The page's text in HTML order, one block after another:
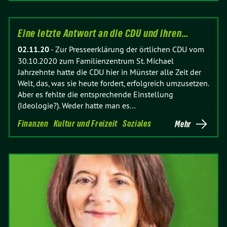
Eine letzte Antwort an die CDU und ihren…
02.11.20 - Zur Presseerklärung der örtlichen CDU vom
30.10.2020 zum Familienzentrum St. Michael
Jahrzehnte hatte die CDU hier in Münster alle Zeit der
Welt, das, was sie heute fordert, erfolgreich umzusetzen.
Aber es fehlte die entsprechende Einstellung
(Ideologie?). Weder hatte man es…
Finanzen Kultur und Freizeit Soziales Mehr